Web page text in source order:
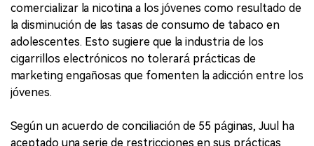
comercializar la nicotina a los jóvenes como resultado de
la disminución de las tasas de consumo de tabaco en
adolescentes. Esto sugiere que la industria de los
cigarrillos electrónicos no tolerará prácticas de
marketing engañosas que fomenten la adicción entre los
jóvenes.
Según un acuerdo de conciliación de 55 páginas, Juul ha
aceptado una serie de restricciones en sus prácticas